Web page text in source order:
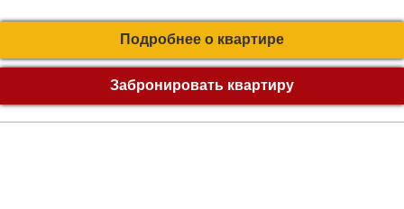
Подробнее о квартире
Забронировать квартиру